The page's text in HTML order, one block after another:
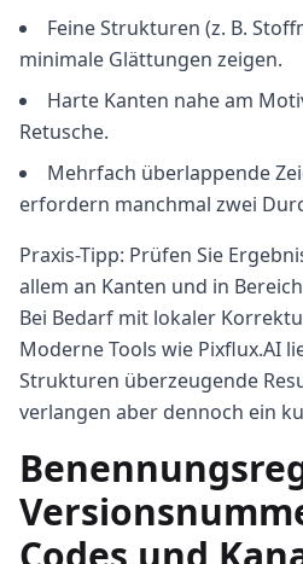
Feine Strukturen (z. B.
minimale Glättungen zeigen.
Harte Kanten nahe am
Retusche.
Mehrfach überlappende
erfordern manchmal zwei
Praxis-Tipp: Prüfen Sie
allem an Kanten und in
Bei Bedarf mit lokaler
Moderne Tools wie Pixflux.AI
Strukturen überzeugende
verlangen aber dennoch ein